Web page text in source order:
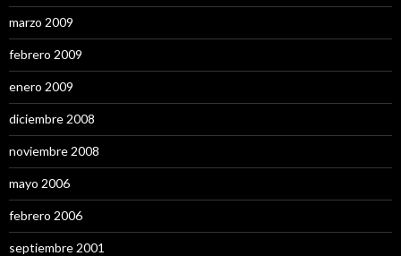
marzo 2009
febrero 2009
enero 2009
diciembre 2008
noviembre 2008
mayo 2006
febrero 2006
septiembre 2001